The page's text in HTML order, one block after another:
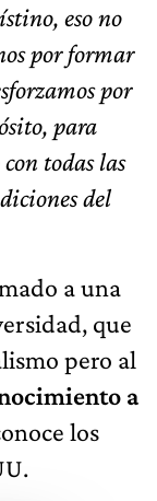
eso no
por formar
por
para
todas las
del
a una
que
pero al
a
los